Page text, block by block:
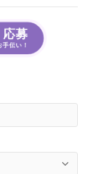
応募
伝い！